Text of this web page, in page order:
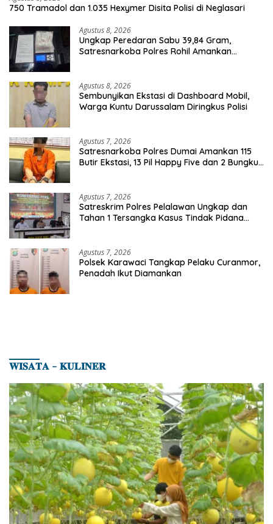
750 Tramadol dan 1.035 Hexymer Disita Polisi di Neglasari
Agustus 8, 2026
Ungkap Peredaran Sabu 39,84 Gram,
Satresnarkoba Polres Rohil Amankan
Agustus 8, 2026
Sembunyikan Ekstasi di Dashboard Mobil,
Warga Kuntu Darussalam Diringkus Polisi
Agustus 7, 2026
Satresnarkoba Polres Dumai Amankan 115
Butir Ekstasi, 13 Pil Happy Five dan 2 Bungkus
Agustus 7, 2026
Satreskrim Polres Pelalawan Ungkap dan
Tahan 1 Tersangka Kasus Tindak Pidana
Agustus 7, 2026
Polsek Karawaci Tangkap Pelaku Curanmor,
Penadah Ikut Diamankan
𝐖𝐈𝐒𝐀𝐓𝐀 – 𝐊𝐔𝐋𝐈𝐍𝐄𝐑